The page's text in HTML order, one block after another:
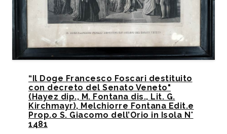
“Il Doge Francesco Foscari destituito
con decreto del Senato Veneto"
(Hayez dip., M. Fontana dis., Lit. G.
Kirchmayr), Melchiorre Fontana Edit.e
Prop.o S. Giacomo dell’Orio in Isola N°
1481